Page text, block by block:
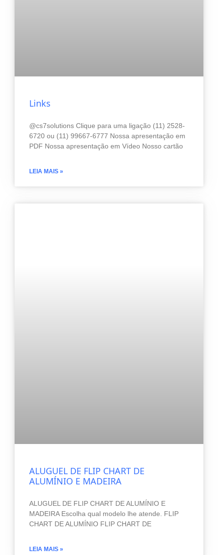
Links
@cs7solutions Clique para uma ligação (11) 2528-
6720 ou (11) 99667-6777 Nossa apresentação em
PDF Nossa apresentação em Vídeo Nosso cartão
LEIA MAIS »
ALUGUEL DE FLIP CHART DE
ALUMÍNIO E MADEIRA
ALUGUEL DE FLIP CHART DE ALUMÍNIO E
MADEIRA Escolha qual modelo lhe atende. FLIP
CHART DE ALUMÍNIO FLIP CHART DE
LEIA MAIS »